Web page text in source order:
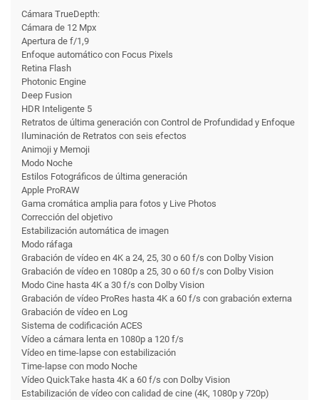
Cámara TrueDepth:
Cámara de 12 Mpx
Apertura de f/1,9
Enfoque automático con Focus Pixels
Retina Flash
Photonic Engine
Deep Fusion
HDR Inteligente 5
Retratos de última generación con Control de Profundidad y Enfoque
Iluminación de Retratos con seis efectos
Animoji y Memoji
Modo Noche
Estilos Fotográficos de última generación
Apple ProRAW
Gama cromática amplia para fotos y Live Photos
Corrección del objetivo
Estabili­zación automática de imagen
Modo ráfaga
Grabación de vídeo en 4K a 24, 25, 30 o 60 f/s con Dolby Vision
Grabación de vídeo en 1080p a 25, 30 o 60 f/s con Dolby Vision
Modo Cine hasta 4K a 30 f/s con Dolby Vision
Grabación de vídeo ProRes hasta 4K a 60 f/s con grabación externa
Grabación de vídeo en Log
Sistema de codificación ACES
Vídeo a cámara lenta en 1080p a 120 f/s
Vídeo en time-lapse con estabili­zación
Time-lapse con modo Noche
Vídeo QuickTake hasta 4K a 60 f/s con Dolby Vision
Estabili­zación de vídeo con calidad de cine (4K, 1080p y 720p)